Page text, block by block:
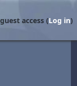
access (Log in)